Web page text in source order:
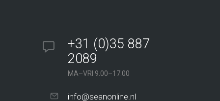
+31 (0)35 887
2089
MA–VRI 9.00–17.00
info@seanonline.nl